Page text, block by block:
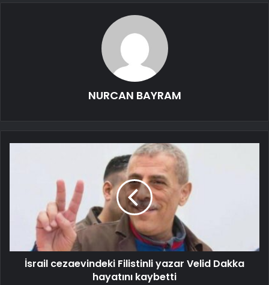
NURCAN BAYRAM
İsrail cezaevindeki Filistinli yazar Velid Dakka
hayatını kaybetti